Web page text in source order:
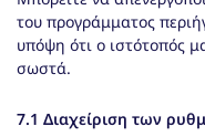
του προγράμματος
υπόψη ότι ο ιστότοπός
σωστά.
7.1 Διαχείριση των